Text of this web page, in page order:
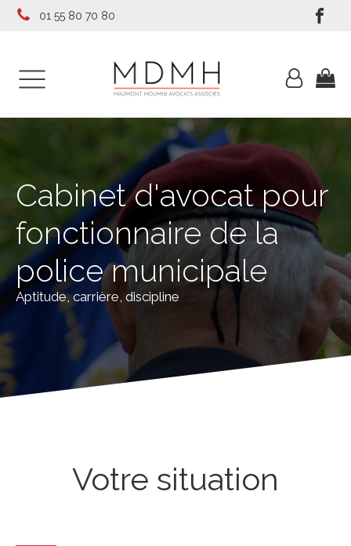
01 55 80 70 80
Cabinet d'avocat pour
fonctionnaire de la
police municipale
Aptitude, carrière, discipline
Votre situation